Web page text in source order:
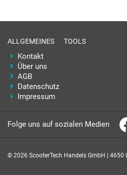
ALLGEMEINES
Kontakt
Über uns
AGB
Datenschutz
Impressum
TOOLS
Folge uns auf sozialen Medien
© 2026 ScooterTech Handels GmbH | 4650